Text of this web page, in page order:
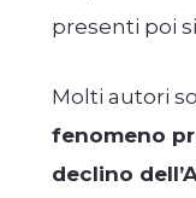
presenti poi
Molti autori
fenomeno
declino